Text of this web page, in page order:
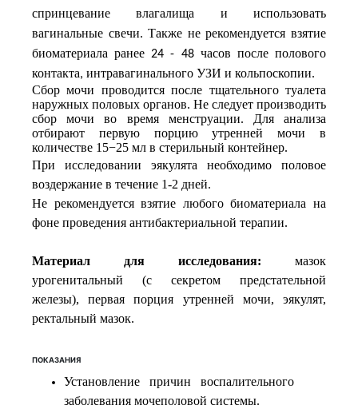
спринцевание
влагалища и
использовать
вагинальные свечи.Также не рекомендуется взятие
биоматериала ранее 24 - 48 часов после полового
контакта, интравагинального УЗИ и кольпоскопии.
Сбор мочи проводится после тщательного туалета
наружных половых органов. Не следует производить
сбор мочи во время менструации. Для анализа
отбирают первую порцию утренней мочи в
количестве 15−25 мл в стерильный контейнер.
При исследовании эякулята необходимо половое
воздержание в течение 1-2 дней.
Не рекомендуется взятие любого биоматериала на
фоне проведения антибактериальной терапии.
Материал для исследования: мазок
урогенитальный (с секретом предстательной
железы), первая порция утренней мочи, эякулят,
ректальный мазок.
ПОКАЗАНИЯ
Установление причин воспалительного
заболевания мочеполовой системы.